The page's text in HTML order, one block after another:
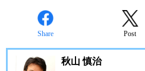
Share Post
秋山 慎治